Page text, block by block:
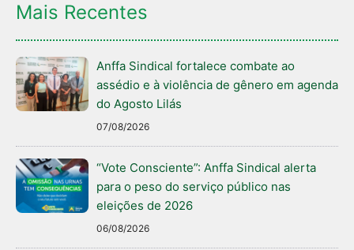
Mais Recentes
Anffa Sindical fortalece combate ao
assédio e à violência de gênero em agenda
do Agosto Lilás
07/08/2026
“Vote Consciente”: Anffa Sindical alerta
para o peso do serviço público nas
eleições de 2026
06/08/2026